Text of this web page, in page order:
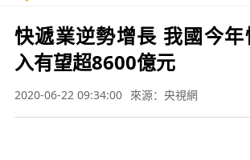
快遞業逆勢增長 我國今
入有望超8600億元
2020-06-22 09:34:00 來源：央視網